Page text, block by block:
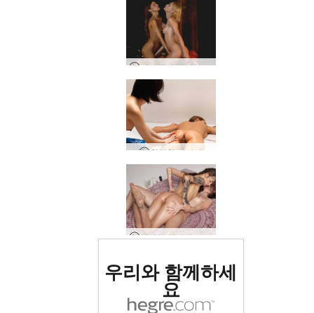
아리엘과 멜레나 마리아 하렘
친밀한 마사지
헤라와 잉가 오르가즘 걸스 마사지 2부
로 평가됨
우리와 함께하세
요